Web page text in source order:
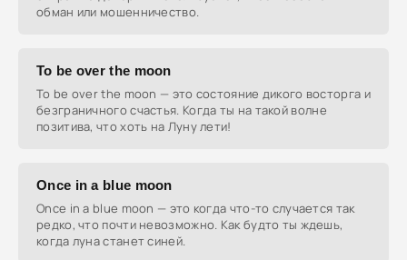
обман или мошенничество.
To be over the moon
To be over the moon — это состояние дикого восторга и
безграничного счастья. Когда ты на такой волне
позитива, что хоть на Луну лети!
Once in a blue moon
Once in a blue moon — это когда что-то случается так
редко, что почти невозможно. Как будто ты ждешь,
когда луна станет синей.